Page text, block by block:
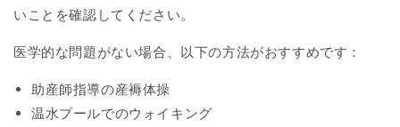
いことを確認してください。
医学的な問題がない場合、以下の方法がおすすめです：
助産師指導の産褥体操
温水プールでのウォイキング